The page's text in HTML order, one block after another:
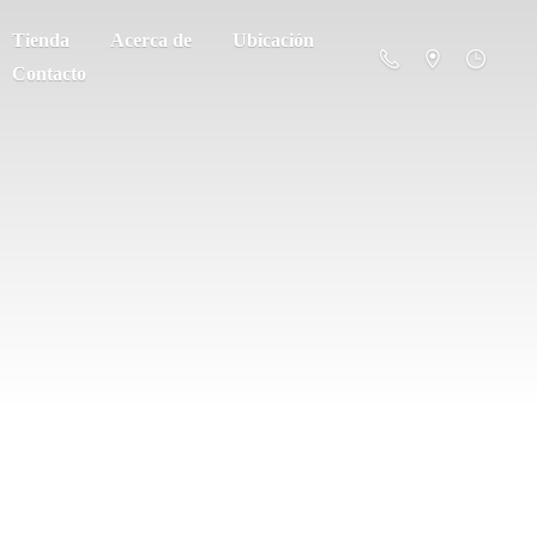
Tienda Acerca de
Ubicación
Contacto